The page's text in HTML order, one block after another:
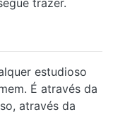
trazer.
estudioso
É através da
através da